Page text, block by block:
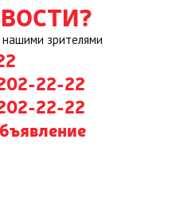
зрителями
22-22
22-22